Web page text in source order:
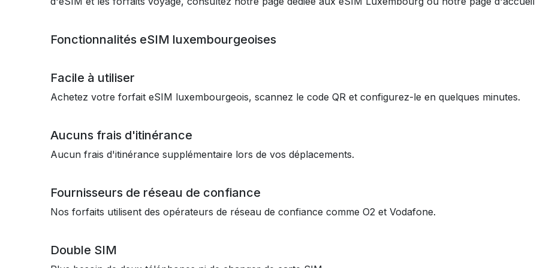
Fonctionnalités eSIM luxembourgeoises
Facile à utiliser
Achetez votre forfait eSIM luxembourgeois, scannez le code QR et configurez-le en quelques minutes.
Aucuns frais d'itinérance
Aucun frais d'itinérance supplémentaire lors de vos déplacements.
Fournisseurs de réseau de confiance
Nos forfaits utilisent des opérateurs de réseau de confiance comme O2 et Vodafone.
Double SIM